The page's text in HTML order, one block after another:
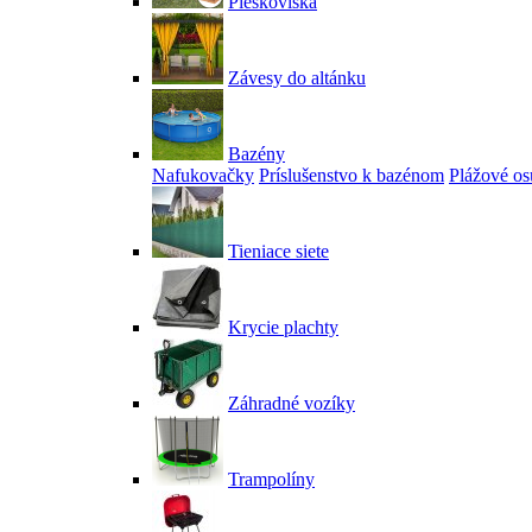
Závesy do altánku
Bazény
Nafukovačky Príslušenstvo k bazénom Plážové
Tieniace siete
Krycie plachty
Záhradné vozíky
Trampolíny